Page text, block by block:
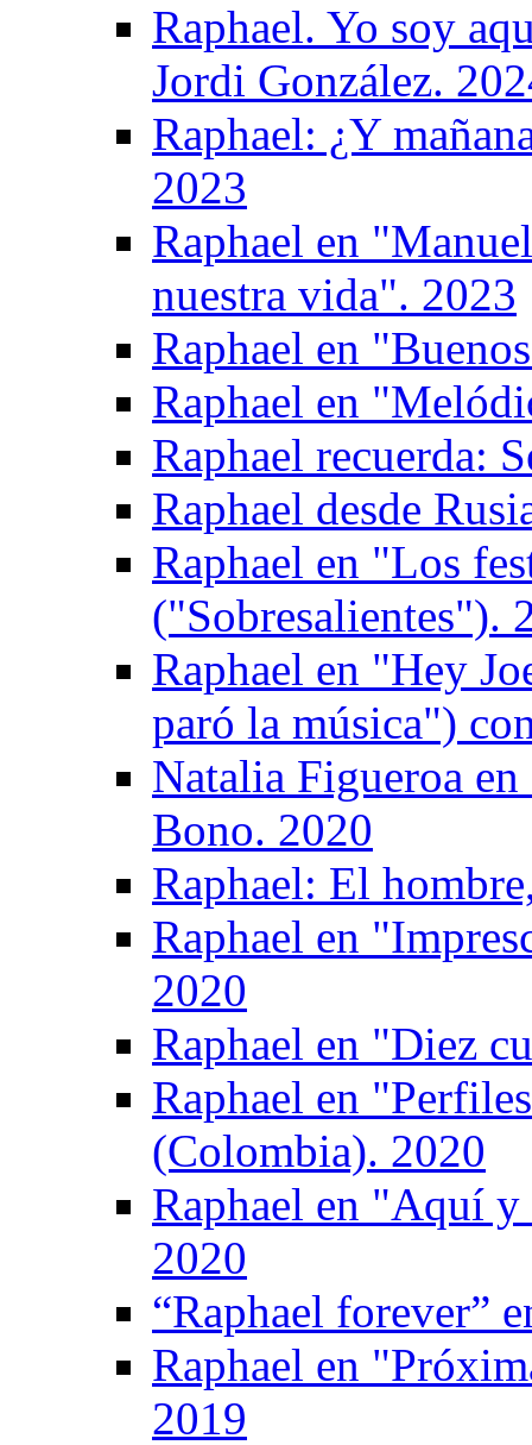
Raphael. Yo soy
Jordi González.
Raphael: ¿Y
2023
Raphael en
nuestra vida". 2023
Raphael en
Raphael en
Raphael recuerda:
Raphael desde
Raphael en "Los
("Sobresalientes").
Raphael en "Hey
paró la música")
Natalia Figueroa
Bono. 2020
Raphael: El
Raphael en
2020
Raphael en "Diez
Raphael en
(Colombia). 2020
Raphael en "Aquí
2020
“Raphael forever”
Raphael en
2019